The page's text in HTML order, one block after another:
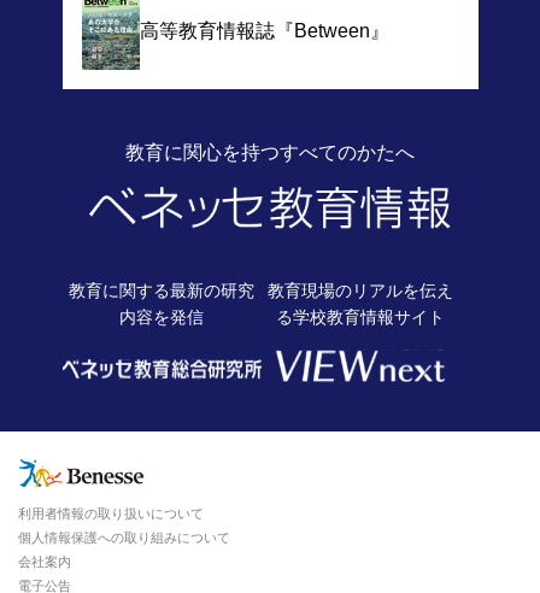
高等教育情報誌『Between』
教育に関心を持つすべてのかたへ
教育に関する最新の研究
内容を発信
教育現場のリアルを伝え
る学校教育情報サイト
利用者情報の取り扱いについて
個人情報保護への取り組みについて
会社案内
電子公告